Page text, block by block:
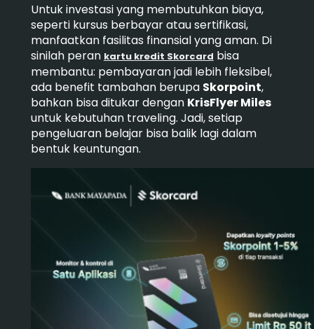
Untuk investasi yang membutuhkan biaya,
seperti kursus berbayar atau sertifikasi,
manfaatkan fasilitas finansial yang aman. Di
sinilah peran kartu kredit Skorcard bisa
membantu: pembayaran jadi lebih fleksibel,
ada benefit tambahan berupa Skorpoint,
bahkan bisa ditukar dengan KrisFlyer Miles
untuk kebutuhan traveling. Jadi, setiap
pengeluaran belajar bisa balik lagi dalam
bentuk keuntungan.